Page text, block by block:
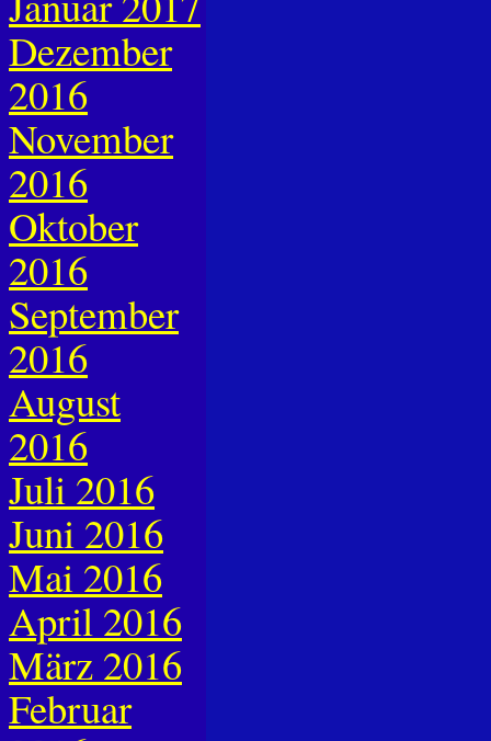
Dezember
2016
November
2016
Oktober
2016
September
2016
August
2016
Juli 2016
Juni 2016
Mai 2016
April 2016
März 2016
Februar